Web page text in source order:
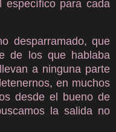
específico para cada
desparramado, que
de los que hablaba
a ninguna parte
en muchos
desde el bueno de
la salida no